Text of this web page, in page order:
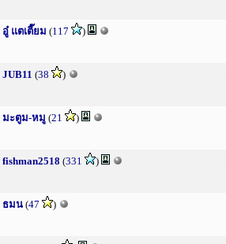
อู๋ แตเตี๊ยม (117 )
JUB11 (38 )
มะตูม-หมู (21 )
fishman2518 (331 )
ธมน (47 )